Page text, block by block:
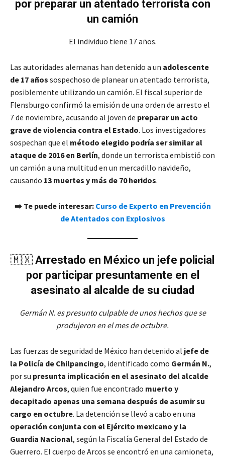
por preparar un atentado terrorista con
un camión
El individuo tiene 17 años.
Las autoridades alemanas han detenido a un adolescente
de 17 años sospechoso de planear un atentado terrorista,
posiblemente utilizando un camión. El fiscal superior de
Flensburgo confirmó la emisión de una orden de arresto el
7 de noviembre, acusando al joven de preparar un acto
grave de violencia contra el Estado. Los investigadores
sospechan que el método elegido podría ser similar al
ataque de 2016 en Berlín, donde un terrorista embistió con
un camión a una multitud en un mercadillo navideño,
causando 13 muertes y más de 70 heridos.
➡️ Te puede interesar: Curso de Experto en Prevención
de Atentados con Explosivos
🇲🇽 Arrestado en México un jefe policial
por participar presuntamente en el
asesinato al alcalde de su ciudad
Germán N. es presunto culpable de unos hechos que se
produjeron en el mes de octubre.
Las fuerzas de seguridad de México han detenido al jefe de
la Policía de Chilpancingo, identificado como Germán N.,
por su presunta implicación en el asesinato del alcalde
Alejandro Arcos, quien fue encontrado muerto y
decapitado apenas una semana después de asumir su
cargo en octubre. La detención se llevó a cabo en una
operación conjunta con el Ejército mexicano y la
Guardia Nacional, según la Fiscalía General del Estado de
Guerrero. El cuerpo de Arcos se encontró en una camioneta,